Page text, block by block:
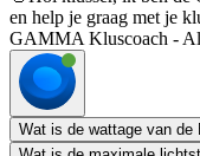
en help je graag met je
GAMMA Kluscoach -
Wat is de wattage van de